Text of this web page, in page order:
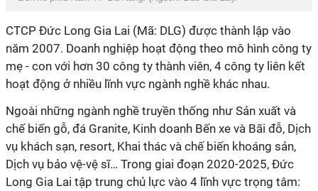
CTCP Đức Long Gia Lai (Mã: DLG) được thành lập vào
năm 2007. Doanh nghiệp hoạt động theo mô hình công ty
mẹ - con với hơn 30 công ty thành viên, 4 công ty liên kết
hoạt động ở nhiều lĩnh vực ngành nghề khác nhau.
Ngoài những ngành nghề truyền thống như Sản xuất và
chế biến gỗ, đá Granite, Kinh doanh Bến xe và Bãi đỗ, Dịch
vụ khách sạn, resort, Khai thác và chế biến khoáng sản,
Dịch vụ bảo vệ-vệ sĩ… Trong giai đoạn 2020-2025, Đức
Long Gia Lai tập trung chủ lực vào 4 lĩnh vực trọng tâm: